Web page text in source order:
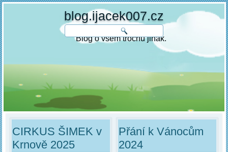
blog.ijacek007.cz
Blog o všem trochu jinak.
CIRKUS ŠIMEK v
Krnově 2025
Přání k Vánocům
2024